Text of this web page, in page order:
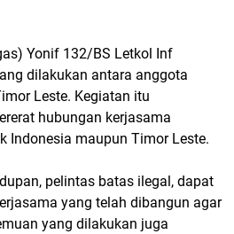
Yonif 132/BS Letkol Inf
dilakukan antara anggota
Leste. Kegiatan itu
hubungan kerjasama
Indonesia maupun Timor Leste.
pelintas batas ilegal, dapat
yang telah dibangun agar
yang dilakukan juga